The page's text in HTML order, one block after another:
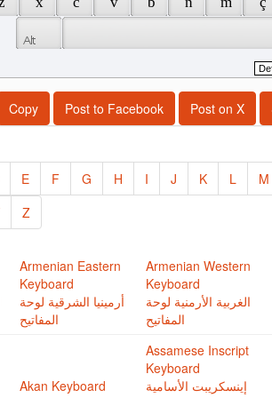
Copy Post to Facebook Post on X
E F G H I J K L
M
Z
Armenian Eastern
Keyboard
أرمينيا الشرقية لوحة
المفاتيح
Armenian Western
Keyboard
الغربية اﻷرمنية لوحة
المفاتيح
Akan Keyboard
Assamese Inscript
Keyboard
إينسكريبت اﻷسامية